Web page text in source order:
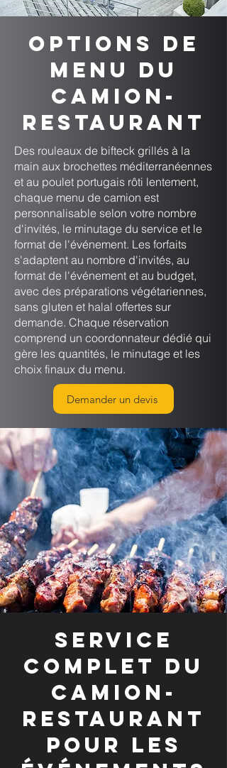
Options de
menu du
camion-
restaurant
Des rouleaux de bifteck grillés à la
main aux brochettes méditerranéennes
et au poulet portugais rôti lentement,
chaque menu de camion est
personnalisable selon votre nombre
d'invités, le minutage du service et le
format de l'événement. Les forfaits
s'adaptent au nombre d'invités, au
format de l'événement et au budget,
avec des préparations végétariennes,
sans gluten et halal offertes sur
demande. Chaque réservation
comprend un coordonnateur dédié qui
gère les quantités, le minutage et les
choix finaux du menu.
Demander un devis
Service
complet du
camion-
restaurant
pour les